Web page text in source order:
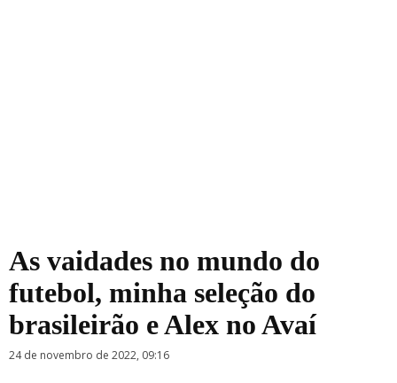
As vaidades no mundo do
futebol, minha seleção do
brasileirão e Alex no Avaí
24 de novembro de 2022, 09:16